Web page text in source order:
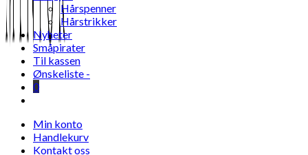
Hårspenner
Hårstrikker
Nyheter
Småpirater
Til kassen
Ønskeliste -
0
search
Min konto
Handlekurv
Kontakt oss